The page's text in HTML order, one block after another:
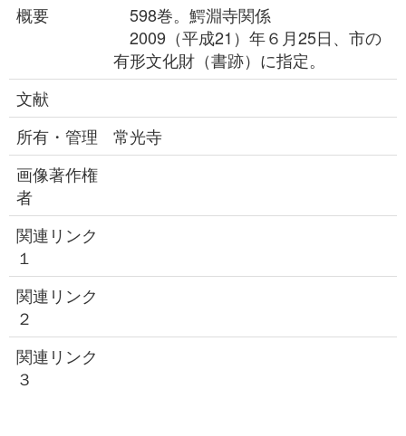
概要
598巻。鰐淵寺関係
2009（平成21）年６月25日、市の
有形文化財（書跡）に指定。
文献
所有・管理
常光寺
画像著作権
者
関連リンク
１
関連リンク
２
関連リンク
３